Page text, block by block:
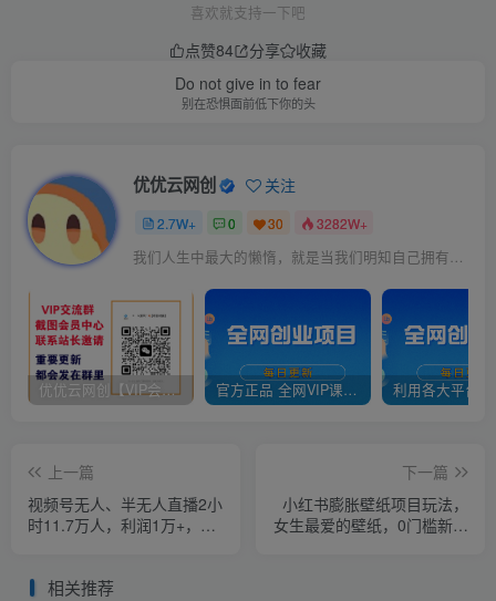
喜欢就支持一下吧
点赞84 分享
收藏
Do not give in to fear
别在恐惧面前低下你的头
优优云网创 关注
2.7W+ 0 30 3282W+
我们人生中最大的懒惰，就是当我们明知自己拥有作出选择的能力，却不去主动改变而是放任它的生活态度
优优云网创【VIP会员专属交流群】 官方正品 全网VIP课程 无损下载~
上一篇
视频号无人、半无人直播2小
时11.7万人，利润1万+，不
下一篇
小红书膨胀壁纸项目玩法，
女生最爱的壁纸，0门槛新手
相关推荐